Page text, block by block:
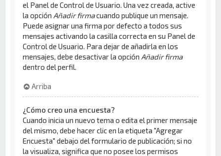
el Panel de Control de Usuario. Una vez creada, active
la opción Añadir firmacuando publique un mensaje.
Puede asignar una firma por defecto a todos sus
mensajes activando la casilla correcta en su Panel de
Control de Usuario. Para dejar de añadirla en los
mensajes, debe desactivar la opción Añadir firma
dentro del perfil.
Arriba
¿Cómo creo una encuesta?
Cuando inicia un nuevo tema o edita el primer mensaje
del mismo, debe hacer clic en la etiqueta "Agregar
Encuesta" debajo del formulario de publicación; si no
la visualiza, significa que no posee los permisos